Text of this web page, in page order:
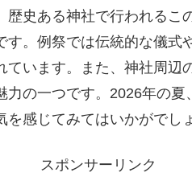
史ある神社で行われるこ
す。例祭では伝統的な儀式
います。また、神社周辺
力の一つです。2026年の
感じてみてはいかがでし
スポンサーリンク